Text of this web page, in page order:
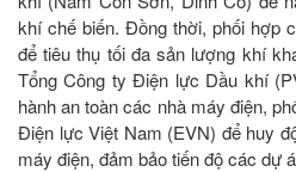
khí chế biến. Đồng thời, phối hợp
để tiêu thụ tối đa sản lượng khí
Tổng Công ty Điện lực Dầu khí
hành an toàn các nhà máy điện,
Điện lực Việt Nam (EVN) để huy
máy điện, đảm bảo tiến độ các dự